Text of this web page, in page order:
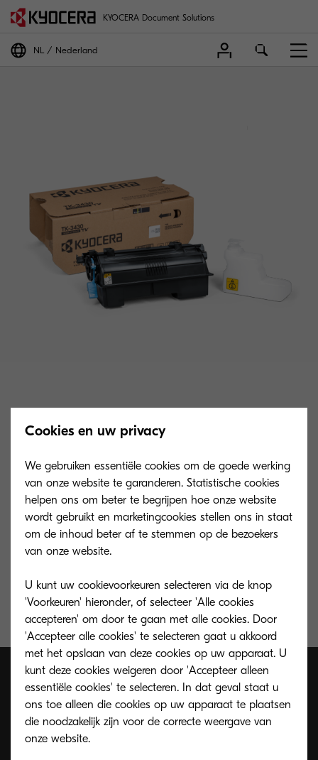
KYOCERA Document Solutions
NL Nederland
TK-3430
Capaciteit van de toner is in overeenstemming
met ISO/IEC 19798. Tonerkit: microfijne toner voor
25.000 pagina’s A4. Capaciteit starttoner is 10.000
Cookies en uw privacy
We gebruiken essentiële cookies om de goede werking
van onze website te garanderen. Statistische cookies
helpen ons om beter te begrijpen hoe onze website
wordt gebruikt en marketingcookies stellen ons in staat
om de inhoud beter af te stemmen op de bezoekers
van onze website.
U kunt uw cookievoorkeuren selecteren via de knop
'Voorkeuren' hieronder, of selecteer 'Alle cookies
accepteren' om door te gaan met alle cookies. Door
'Accepteer alle cookies' te selecteren gaat u akkoord
met het opslaan van deze cookies op uw apparaat. U
kunt deze cookies weigeren door 'Accepteer alleen
essentiële cookies' te selecteren. In dat geval staat u
ons toe alleen die cookies op uw apparaat te plaatsen
die noodzakelijk zijn voor de correcte weergave van